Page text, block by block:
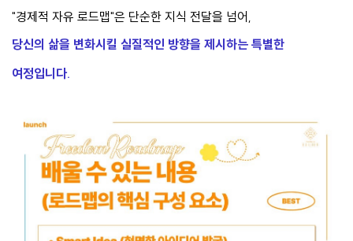
"경제적 자유 로드맵"은 단순한 지식 전달을 넘어,
당신의 삶을 변화시킬 실질적인 방향을 제시하는 특별한
여정입니다.